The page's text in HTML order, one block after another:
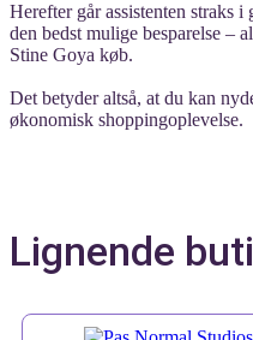
Herefter går assistenten straks
den bedst mulige besparelse –
Stine Goya køb.
Det betyder altså, at du kan
økonomisk shoppingoplevelse.
Lignende